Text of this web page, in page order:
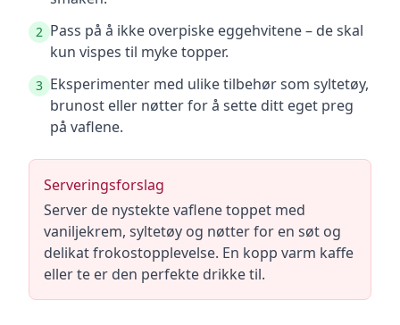
2 Pass på å ikke overpiske eggehvitene – de skal
kun vispes til myke topper.
3 Eksperimenter med ulike tilbehør som syltetøy,
brunost eller nøtter for å sette ditt eget preg
på vaflene.
Serveringsforslag
Server de nystekte vaflene toppet med
vaniljekrem, syltetøy og nøtter for en søt og
delikat frokostopplevelse. En kopp varm kaffe
eller te er den perfekte drikke til.